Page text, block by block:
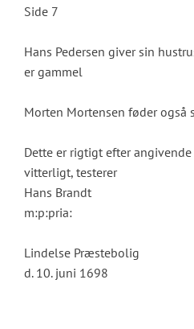
Side 7
Hans Pedersen giver sin
er gammel
Morten Mortensen føder også
Dette er rigtigt efter
vitterligt, testerer
Hans Brandt
m:p:pria:
Lindelse Præstebolig
d. 10. juni 1698